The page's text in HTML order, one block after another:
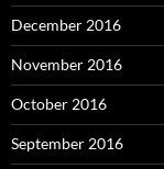
December 2016
November 2016
October 2016
September 2016